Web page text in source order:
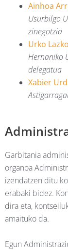
Ainhoa
Usurbilgo
zinegotzia
Urko
Hernaniko
delegatua
Xabier
Garbitania
organoa
izendatzen ditu
erabaki bidez.
dira eta,
amaituko da.
Egun